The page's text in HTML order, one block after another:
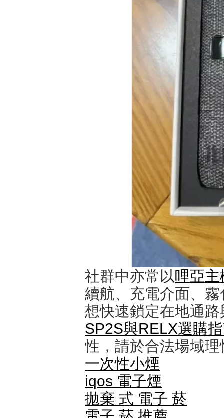
社群中亦常以哩亞
續航、充電介面、
想快速鎖定在地通
SP2S與RELX選購
性，請於合法場域
一次性小煙
iqos 電子煙​
拋棄 式 電子 菸​